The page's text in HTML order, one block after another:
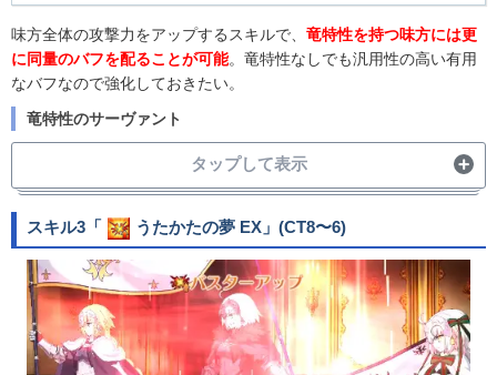
味方全体の攻撃力をアップするスキルで、 竜特性を持つ味方には更
に同量のバフを配ることが可能。竜特性なしでも汎用性の高い有用
なバフなので強化しておきたい。
竜特性のサーヴァント
タップして表示
スキル3「 うたかたの夢 EX 」(CT8〜6)